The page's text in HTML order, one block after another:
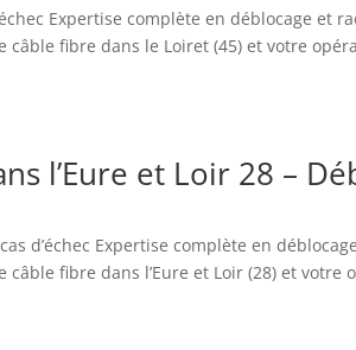
Expertise complète en déblocage et
fibre dans le Loiret (45) et votre
l’Eure et Loir 28 –
d’échec Expertise complète en
fibre dans l’Eure et Loir (28) et votre